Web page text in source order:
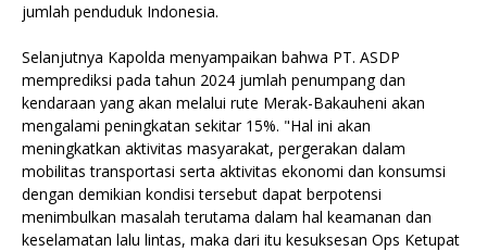
jumlah penduduk Indonesia.
Selanjutnya Kapolda menyampaikan bahwa PT. ASDP
memprediksi pada tahun 2024 jumlah penumpang dan
kendaraan yang akan melalui rute Merak-Bakauheni akan
mengalami peningkatan sekitar 15%. "Hal ini akan
meningkatkan aktivitas masyarakat, pergerakan dalam
mobilitas transportasi serta aktivitas ekonomi dan konsumsi
dengan demikian kondisi tersebut dapat berpotensi
menimbulkan masalah terutama dalam hal keamanan dan
keselamatan lalu lintas, maka dari itu kesuksesan Ops Ketupat